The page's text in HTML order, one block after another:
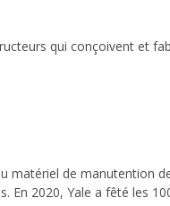
qui conçoivent et
matériel de manutention
En 2020, Yale a fêté les